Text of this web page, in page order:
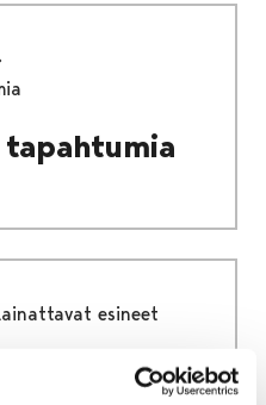
esineet